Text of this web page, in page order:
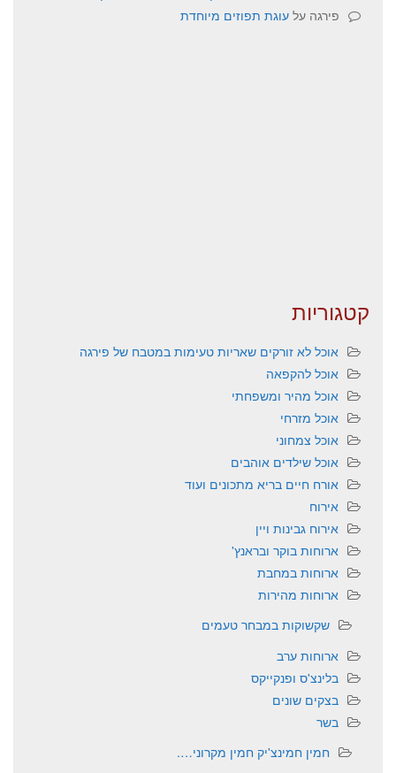
פירגה על עוגת תפוזים מיוחדת
קטגוריות
אוכל לא זורקים שאריות טעימות במטבח של פירגה
אוכל להקפאה
אוכל מהיר ומשפחתי
אוכל מזרחי
אוכל צמחוני
אוכל שילדים אוהבים
אורח חיים בריא מתכונים ועוד
אירוח
אירוח גבינות ויין
ארוחות בוקר ובראנץ'
ארוחות במחבת
ארוחות מהירות
שקשוקות במבחר טעמים
ארוחות ערב
בלינצ'ס ופנקייקס
בצקים שונים
בשר
חמין חמינצ'יק חמין מקרוני….